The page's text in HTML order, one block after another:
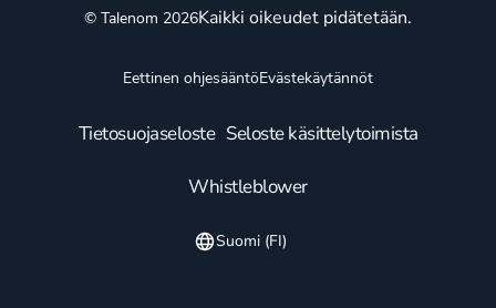
© Talenom 2026Kaikki oikeudet pidätetään.
Eettinen ohjesääntöEvästekäytännöt
Tietosuojaseloste Seloste käsittelytoimista
Whistleblower
Suomi (FI)